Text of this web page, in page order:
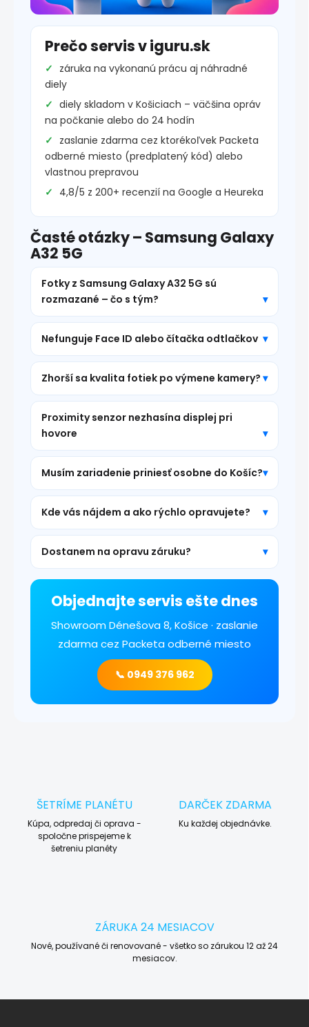
Prečo servis v iguru.sk
záruka na vykonanú prácu aj náhradné
diely
diely skladom v Košiciach – väčšina opráv
na počkanie alebo do 24 hodín
zaslanie zdarma cez ktorékoľvek Packeta
odberné miesto (predplatený kód) alebo
vlastnou prepravou
4,8/5 z 200+ recenzií na Google a Heureka
Časté otázky – Samsung Galaxy
A32 5G
Fotky z Samsung Galaxy A32 5G sú
rozmazané – čo s tým?
Nefunguje Face ID alebo čítačka odtlačkov
Zhorší sa kvalita fotiek po výmene kamery?
Proximity senzor nezhasína displej pri
hovore
Musím zariadenie priniesť osobne do Košíc?
Kde vás nájdem a ako rýchlo opravujete?
Dostanem na opravu záruku?
Objednajte servis ešte dnes
Showroom Dénešova 8, Košice · zaslanie
zdarma cez Packeta odberné miesto
📞 0949 376 962
ŠETRÍME PLANÉTU
Kúpa, odpredaj či oprava -
spoločne prispejeme k
šetreniu planéty
DARČEK ZDARMA
Ku každej objednávke.
ZÁRUKA 24 MESIACOV
Nové, používané či renovované - všetko so zárukou 12 až 24
mesiacov.